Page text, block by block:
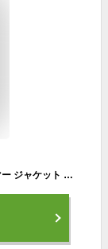
[ミズノ] トレーニングウエア ブレスサーモ ウォーマー ジャケット 吸湿発熱 撥水 防風 起毛 32MEB831 レディース ブラック×アザリアピンク